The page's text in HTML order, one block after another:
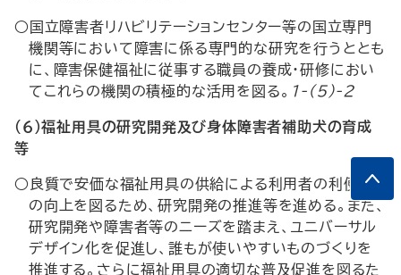
○国立障害者リハビリテーションセンター等の国立専門
機関等において障害に係る専門的な研究を行うととも
に、障害保健福祉に従事する職員の養成・研修におい
てこれらの機関の積極的な活用を図る。 1-(5)-2
（６）福祉用具の研究開発及び身体障害者補助犬の育成
等
○良質で安価な福祉用具の供給による利用者の利便性
の向上を図るため、研究開発の推進等を進める。また、
研究開発や障害者等のニーズを踏まえ、ユニバーサル
デザイン化を促進し、誰もが使いやすいものづくりを
推進する。さらに福祉用具の適切な普及促進を図るた